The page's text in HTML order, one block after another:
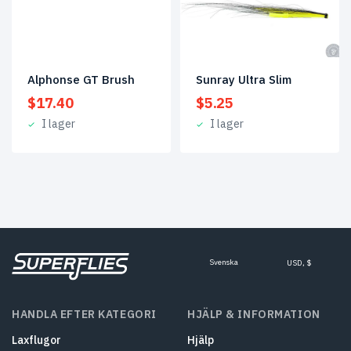
Alphonse GT Brush
$17.40
I lager
Sunray Ultra Slim
$5.25
I lager
Svenska USD, $
HANDLA EFTER KATEGORI
Laxflugor
HJÄLP & INFORMATION
Hjälp